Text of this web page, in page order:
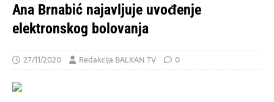
Ana Brnabić najavljuje uvođenje
elektronskog bolovanja
27/11/2020 Redakcija BALKAN TV 0